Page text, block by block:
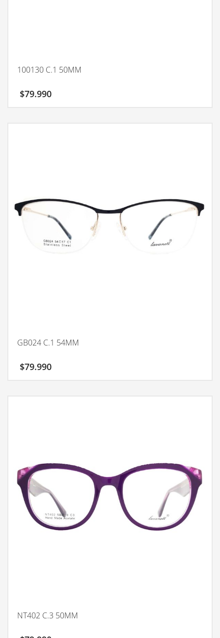
100130 C.1 50MM
$79.990
GB024 C.1 54MM
$79.990
NT402 C.3 50MM